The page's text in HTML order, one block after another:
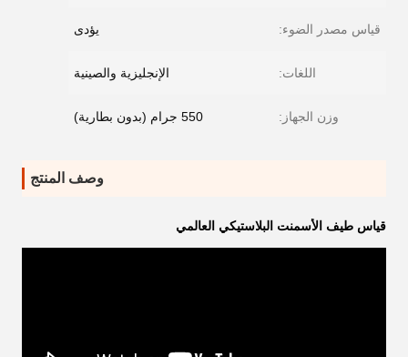
قياس مصدر الضوء: يؤدى
اللغات: الإنجليزية والصينية
وزن الجهاز: 550 جرام (بدون بطارية)
وصف المنتج
قياس طيف الأسمنت البلاستيكي العالمي